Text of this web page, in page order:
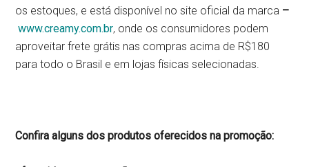
os estoques, e está disponível no site oficial da marca –
www.creamy.com.br, onde os consumidores podem
aproveitar frete grátis nas compras acima de R$180
para todo o Brasil e em lojas físicas selecionadas.
Confira alguns dos produtos oferecidos na promoção: